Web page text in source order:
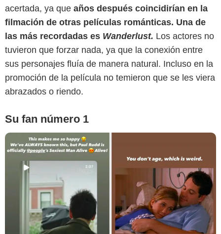
acertada, ya que años después coincidirían en la
filmación de otras películas románticas. Una de
las más recordadas es Wanderlust. Los actores no
tuvieron que forzar nada, ya que la conexión entre
sus personajes fluía de manera natural. Incluso en la
promoción de la película no temieron que se les viera
abrazados o riendo.
Su fan número 1
SensaCine Latam